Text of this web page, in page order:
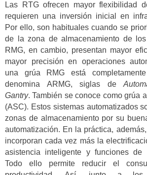
Las RTG ofrecen mayor flexibilidad
requieren una inversión inicial en
Por ello, son habituales cuando se
de la zona de almacenamiento de
RMG, en cambio, presentan mayor
mayor precisión en operaciones
una grúa RMG está
denomina ARMG, siglas de
Gantry. También se conoce como grúa
(ASC). Estos sistemas automatizados
zonas de almacenamiento por su
automatización. En la práctica,
incorporan cada vez más la
asistencia inteligente y funciones de
Todo ello permite reducir el